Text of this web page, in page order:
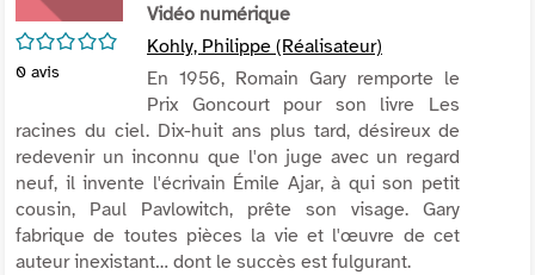
/5
0 avis
Vidéo numérique
Kohly, Philippe (Réalisateur)
En 1956, Romain Gary remporte le
Prix Goncourt pour son livre Les
racines du ciel. Dix-huit ans plus tard, désireux de
redevenir un inconnu que l'on juge avec un regard
neuf, il invente l'écrivain Émile Ajar, à qui son petit
cousin, Paul Pavlowitch, prête son visage. Gary
fabrique de toutes pièces la vie et l'œuvre de cet
auteur inexistant… dont le succès est fulgurant.